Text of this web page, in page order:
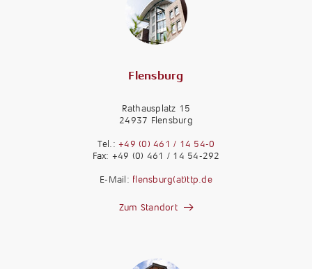
Flensburg
Rathausplatz 15
24937 Flensburg
Tel.:+49 (0) 461 / 14 54-0
Fax: +49 (0) 461 / 14 54-292
E-Mail: flensburg(at)ttp.de
Zum Standort